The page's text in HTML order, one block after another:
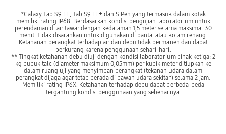
*Galaxy Tab S9 FE, Tab S9 FE+ dan S Pen yang termasuk dalam kotak
memiliki rating IP68. Berdasarkan kondisi pengujian laboratorium untuk
perendaman di air tawar dengan kedalaman 1,5 meter selama maksimal 30
menit. Tidak disarankan untuk digunakan di pantai atau kolam renang.
Ketahanan perangkat terhadap air dan debu tidak permanen dan dapat
berkurang karena penggunaan sehari-hari.
** Tingkat ketahanan debu diuji dengan kondisi laboratorium pihak ketiga: 2
kg bubuk talc (diameter maksimum 0,05mm) per kubik meter ditiupkan ke
dalam ruang uji yang menyimpan perangkat (tekanan udara dalam
perangkat dijaga agar tetap berada di bawah udara sekitar) selama 2 jam.
Memiliki rating IP6X. Ketahanan terhadap debu dapat berbeda-beda
tergantung kondisi penggunaan yang sebenarnya.